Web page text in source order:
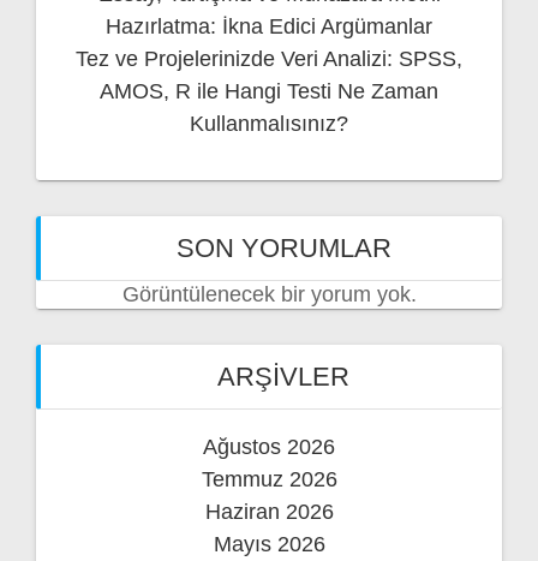
Hazırlatma: İkna Edici Argümanlar
Tez ve Projelerinizde Veri Analizi: SPSS,
AMOS, R ile Hangi Testi Ne Zaman
Kullanmalısınız?
SON YORUMLAR
Görüntülenecek bir yorum yok.
ARŞIVLER
Ağustos 2026
Temmuz 2026
Haziran 2026
Mayıs 2026